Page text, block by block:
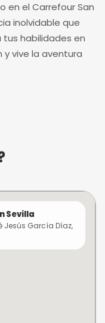
en el Carrefour San
inolvidable que
habilidades en
y vive la aventura
Sevilla
Jesús García Díaz,